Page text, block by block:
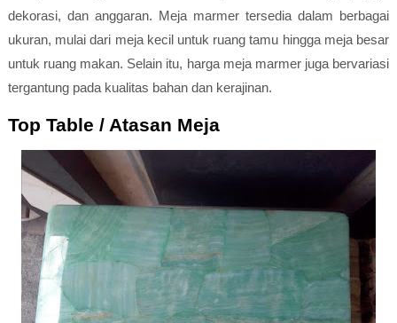
dekorasi, dan anggaran. Meja marmer tersedia dalam berbagai
ukuran, mulai dari meja kecil untuk ruang tamu hingga meja besar
untuk ruang makan. Selain itu, harga meja marmer juga bervariasi
tergantung pada kualitas bahan dan kerajinan.
Top Table / Atasan Meja